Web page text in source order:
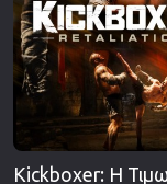
Kickboxer: Η